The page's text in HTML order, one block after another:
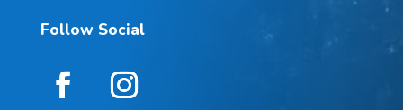
Follow Social